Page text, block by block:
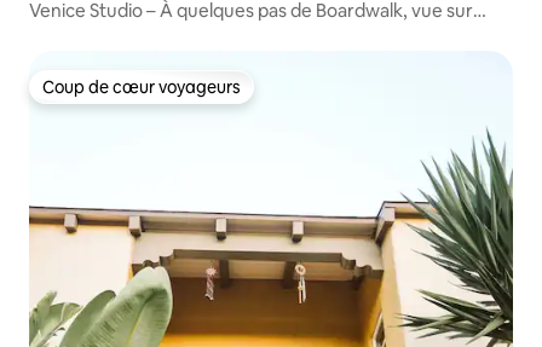
Venice Studio – À quelques pas de Boardwalk, vue sur
Coup de cœur voyageurs
Coup de cœur voyageurs